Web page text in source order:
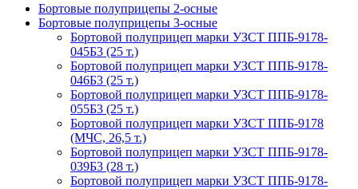
Бортовые полуприцепы 2-осные
Бортовые полуприцепы 3-осные
Бортовой полуприцеп марки УЗСТ ППБ-9178-
045Б3 (25 т.)
Бортовой полуприцеп марки УЗСТ ППБ-9178-
046Б3 (25 т.)
Бортовой полуприцеп марки УЗСТ ППБ-9178-
055Б3 (25 т.)
Бортовой полуприцеп марки УЗСТ ППБ-9178
(МЧС, 26,5 т.)
Бортовой полуприцеп марки УЗСТ ППБ-9178-
039Б3 (28 т.)
Бортовой полуприцеп марки УЗСТ ППБ-9178-